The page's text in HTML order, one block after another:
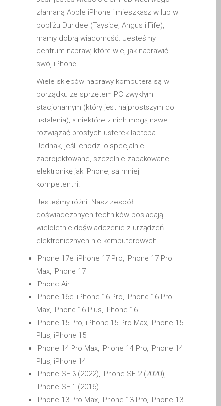
Apple iPod Repair Dundee
Apple Mac macOS & OS X
Repairs
Apple Mac Mini Repairs
Apple Mac Pro Repair
Dundee – Mac Pro Server
– Upgrades
Apple Mac, iPhone, iPad &
other repairs and
upgrades in Dundee-
Angus, Tayside and North
Fife
Dundee – Power Supplies
Battery Replacement for
iPhone and iPad in Dundee
Contact Us
Customer Testimonial
Reparatur
Apple iPod-Reparatur in
Dundee
Dundee – Mac Pro Server
Ladegeräte in Dundee –
złamaną Apple iPhone i mieszkasz w lub w
pobliżu Dundee (Tayside, Angus i Fife),
mamy dobrą wiadomość. Jesteśmy
centrum napraw, które wie, jak naprawić
swój iPhone!
Wiele sklepów naprawy komputera są w
porządku ze sprzętem PC zwykłym
stacjonarnym (który jest najprostszym do
ustalenia), a niektóre z nich mogą nawet
rozwiązać prostych usterek laptopa.
Jednak, jeśli chodzi o specjalnie
zaprojektowane, szczelnie zapakowane
elektronikę jak iPhone, są mniej
kompetentni.
Jesteśmy różni. Nasz zespół
doświadczonych techników posiadają
wieloletnie doświadczenie z urządzeń
elektronicznych nie-komputerowych.
iPhone 17e, iPhone 17 Pro, iPhone 17 Pro
Max, iPhone 17
iPhone Air
iPhone 16e, iPhone 16 Pro, iPhone 16 Pro
Max, iPhone 16 Plus, iPhone 16
iPhone 15 Pro, iPhone 15 Pro Max, iPhone 15
Plus, iPhone 15
iPhone 14 Pro Max, iPhone 14 Pro, iPhone 14
Plus, iPhone 14
iPhone SE 3 (2022), iPhone SE 2 (2020),
iPhone SE 1 (2016)
iPhone 13 Pro Max, iPhone 13 Pro, iPhone 13